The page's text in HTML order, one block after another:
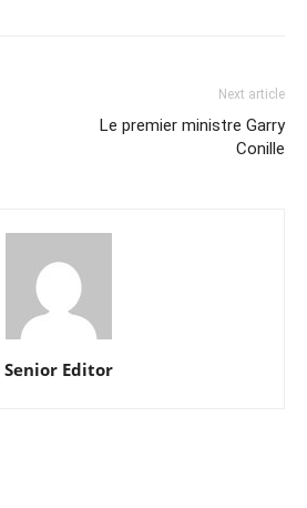
Next article
Le premier ministre Garry
Conille
Senior Editor